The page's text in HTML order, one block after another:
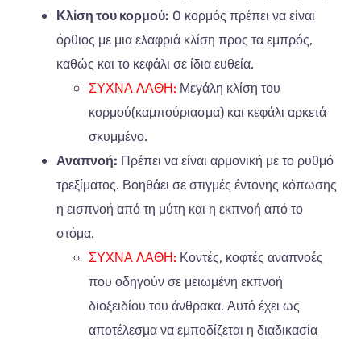
Κλίση του κορμού: O κορμός πρέπει να είναι
όρθιος με μια ελαφριά κλίση προς τα εμπρός,
καθώς και το κεφάλι σε ίδια ευθεία.
ΣΥΧΝΑ ΛΑΘΗ: Μεγάλη κλίση του
κορμού(καμπούριασμα) και κεφάλι αρκετά
σκυμμένο.
Αναπνοή: Πρέπει να είναι αρμονική με το ρυθμό
τρεξίματος. Βοηθάει σε στιγμές έντονης κόπωσης
η εισπνοή από τη μύτη και η εκπνοή από το
στόμα.
ΣΥΧΝΑ ΛΑΘΗ: Κοντές, κοφτές αναπνοές
που οδηγούν σε μειωμένη εκπνοή
διοξειδίου του άνθρακα. Αυτό έχει ως
αποτέλεσμα να εμποδίζεται η διαδικασία